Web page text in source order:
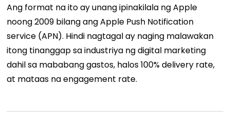
Ang format na ito ay unang ipinakilala ng Apple
noong 2009 bilang ang Apple Push Notification
service (APN). Hindi nagtagal ay naging malawakan
itong tinanggap sa industriya ng digital marketing
dahil sa mababang gastos, halos 100% delivery rate,
at mataas na engagement rate.